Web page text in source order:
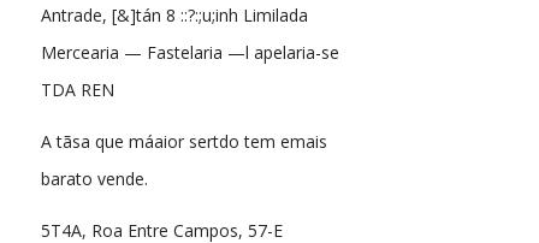
Antrade, [&]tán 8 ::?:;u;inh Limilada
Mercearia — Fastelaria —l apelaria-se
TDA REN
A tãsa que máaior sertdo tem emais
barato vende.
5T4A, Roa Entre Campos, 57-E